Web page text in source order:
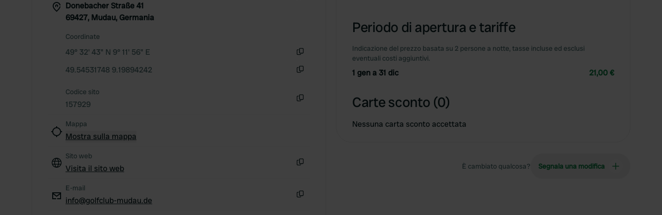
Donebacher Straße 41
69427, Mudau, Germania
Coordinate
49° 32' 43" N 9° 11' 56" E
49.54531748 9.19894242
Codice sito
157929
Mappa
Mostra sulla mappa
Sito web
Visita il sito web
E-mail
info@golfclub-mudau.de
Periodo di apertura e tariffe
Indicazione del prezzo basata su 2 persone a notte, tasse incluse ed esclusi
eventuali costi aggiuntivi.
1 gen a 31 dic 21,00 €
Carte sconto (0)
Nessuna carta sconto accettata
È cambiato qualcosa? Segnala una modifica